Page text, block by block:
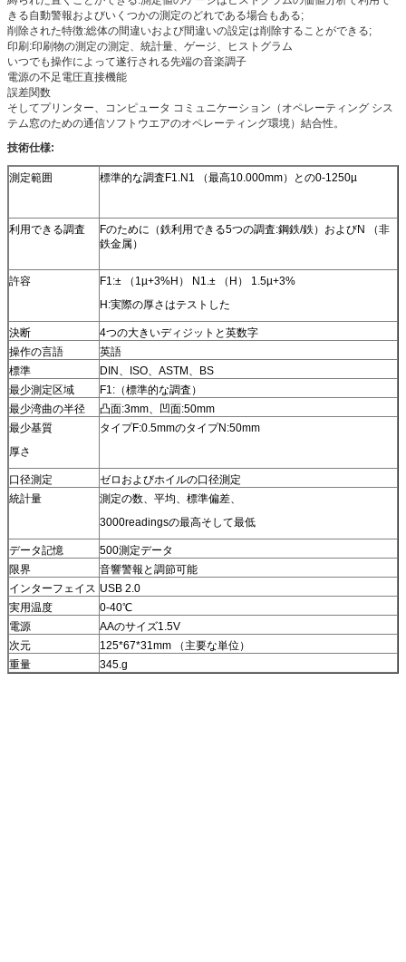
きる自動警報およびいくつかの測定のどれである場合もある;
削除された特徴:総体の間違いおよび間違いの設定は削除することができる;
印刷:印刷物の測定の測定、統計量、ゲージ、ヒストグラム
いつでも操作によって遂行される先端の音楽調子
電源の不足電圧直接機能
誤差関数
そしてプリンター、コンピュータ コミュニケーション（オペレーティング シス
テム窓のための通信ソフトウエアのオペレーティング環境）結合性。
技術仕様:
測定範囲 標準的な調査F1.N1 （最高10.000mm）との0-1250µ
利用できる調査
Fのために（鉄利用できる5つの調査:鋼鉄/鉄）およびN （非
鉄金属）
許容
F1:± （1µ+3%H） N1.± （H） 1.5µ+3%
H:実際の厚さはテストした
決断
4つの大きいディジットと英数字
操作の言語
英語
標準
DIN、ISO、ASTM、BS
最少測定区域
F1:（標準的な調査）
最少湾曲の半径
凸面:3mm、凹面:50mm
最少基質
厚さ
タイプF:0.5mmのタイプN:50mm
口径測定
ゼロおよびホイルの口径測定
統計量
測定の数、平均、標準偏差、
3000readingsの最高そして最低
データ記憶
500測定データ
限界
音響警報と調節可能
インターフェイス USB 2.0
実用温度
0-40℃
電源
AAのサイズ1.5V
次元
125*67*31mm （主要な単位）
重量
345.g